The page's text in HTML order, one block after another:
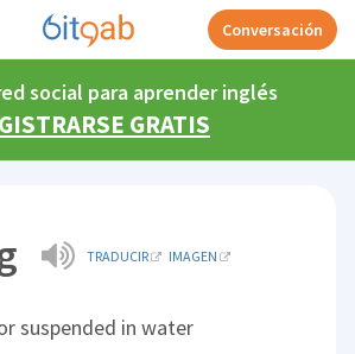
Conversación
social para aprender inglés
GRATIS
TRADUCIR IMAGEN
suspended in water